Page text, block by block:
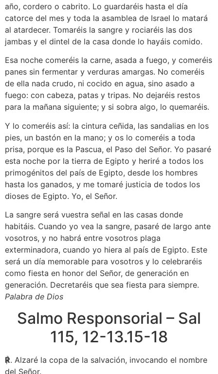
año, cordero o cabrito. Lo guardaréis hasta el día
catorce del mes y toda la asamblea de Israel lo matará
al atardecer. Tomaréis la sangre y rociaréis las dos
jambas y el dintel de la casa donde lo hayáis comido.
Esa noche comeréis la carne, asada a fuego, y comeréis
panes sin fermentar y verduras amargas. No comeréis
de ella nada crudo, ni cocido en agua, sino asado a
fuego: con cabeza, patas y tripas. No dejaréis restos
para la mañana siguiente; y si sobra algo, lo quemaréis.
Y lo comeréis así: la cintura ceñida, las sandalias en los
pies, un bastón en la mano; y os lo comeréis a toda
prisa, porque es la Pascua, el Paso del Señor. Yo pasaré
esta noche por la tierra de Egipto y heriré a todos los
primogénitos del país de Egipto, desde los hombres
hasta los ganados, y me tomaré justicia de todos los
dioses de Egipto. Yo, el Señor.
La sangre será vuestra señal en las casas donde
habitáis. Cuando yo vea la sangre, pasaré de largo ante
vosotros, y no habrá entre vosotros plaga
exterminadora, cuando yo hiera al país de Egipto. Este
será un día memorable para vosotros y lo celebraréis
como fiesta en honor del Señor, de generación en
generación. Decretaréis que sea fiesta para siempre.
Palabra de Dios
Salmo Responsorial – Sal
115, 12-13.15-18
℟. Alzaré la copa de la salvación, invocando el nombre
del Señor.